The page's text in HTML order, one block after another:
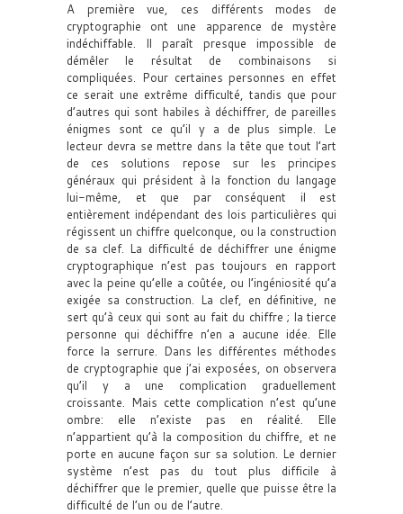
A première vue, ces différents modes de
cryptographie ont une apparence de mystère
indéchiffable. Il paraît presque impossible de
démêler le résultat de combinaisons si
compliquées. Pour certaines personnes en effet
ce serait une extrême difficulté, tandis que pour
d’autres qui sont habiles à déchiffrer, de pareilles
énigmes sont ce qu’il y a de plus simple. Le
lecteur devra se mettre dans la tête que tout l’art
de ces solutions repose sur les principes
généraux qui président à la fonction du langage
lui-même, et que par conséquent il est
entièrement indépendant des lois particulières qui
régissent un chiffre quelconque, ou la construction
de sa clef. La difficulté de déchiffrer une énigme
cryptographique n’est pas toujours en rapport
avec la peine qu’elle a coûtée, ou l’ingéniosité qu’a
exigée sa construction. La clef, en définitive, ne
sert qu’à ceux qui sont au fait du chiffre ; la tierce
personne qui déchiffre n’en a aucune idée. Elle
force la serrure. Dans les différentes méthodes
de cryptographie que j’ai exposées, on observera
qu’il y a une complication graduellement
croissante. Mais cette complication n’est qu’une
ombre: elle n’existe pas en réalité. Elle
n’appartient qu’à la composition du chiffre, et ne
porte en aucune façon sur sa solution. Le dernier
système n’est pas du tout plus difficile à
déchiffrer que le premier, quelle que puisse être la
difficulté de l’un ou de l’autre.